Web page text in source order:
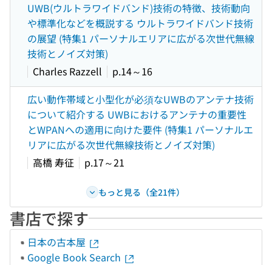
UWB(ウルトラワイドバンド)技術の特徴、技術動向
や標準化などを概説する ウルトラワイドバンド技術
の展望 (特集1 パーソナルエリアに広がる次世代無線
技術とノイズ対策)
Charles Razzell
p.14～16
広い動作帯域と小型化が必須なUWBのアンテナ技術
について紹介する UWBにおけるアンテナの重要性
とWPANへの適用に向けた要件 (特集1 パーソナルエ
リアに広がる次世代無線技術とノイズ対策)
高橋 寿征
p.17～21
もっと見る（全21件）
書店で探す
日本の古本屋
Google Book Search